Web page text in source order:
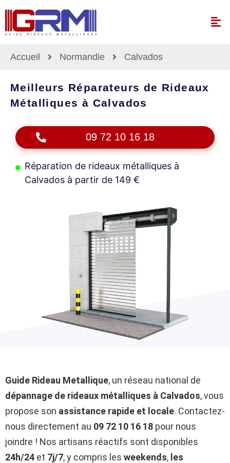
Accueil Normandie Calvados
Meilleurs Réparateurs de Rideaux
Métalliques à Calvados
09 72 10 16 18
Réparation de rideaux métalliques à
Calvados à partir de 149 €
Guide Rideau Metallique, un réseau national de
dépannage de rideaux métalliques à Calvados, vous
propose son assistance rapide et locale. Contactez-
nous directement au 09 72 10 16 18 pour nous
joindre ! Nos artisans réactifs sont disponibles
24h/24 et 7j/7, y compris les weekends, les